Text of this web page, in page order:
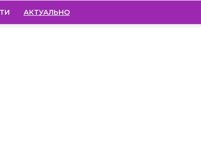
АКТУАЛЬНО